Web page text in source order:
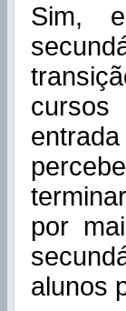
Sim,
por
alunos